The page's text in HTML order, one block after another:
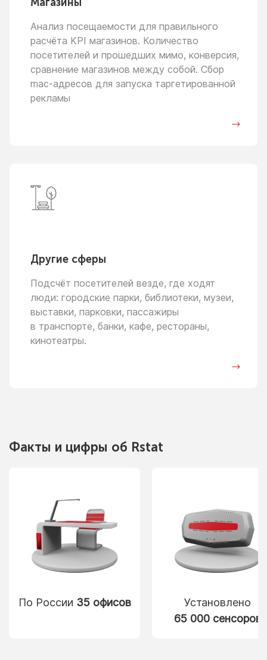
Анализ посещаемости для правильного
расчёта KPI магазинов. Количество
посетителей и прошедших мимо, конверсия,
сравнение магазинов между собой. Сбор
mac-адресов для запуска таргетированной
рекламы
Другие сферы
Подсчёт посетителей везде, где ходят
люди: городские парки, библиотеки, музеи,
выставки, парковки, пассажиры
в транспорте, банки, кафе, рестораны,
кинотеатры.
Факты и цифры об Rstat
По России 35 офисов
Установлено
65 000 сенсоров